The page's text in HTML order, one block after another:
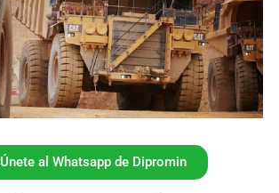
Únete al Whatsapp de Dipromin